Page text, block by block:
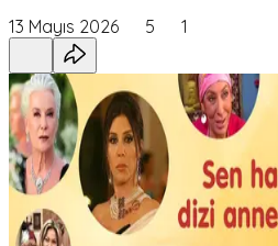
13 Mayıs 2026 5 1